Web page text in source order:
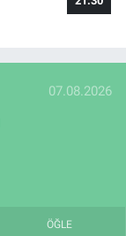
07.08.2026
ÖĞLE